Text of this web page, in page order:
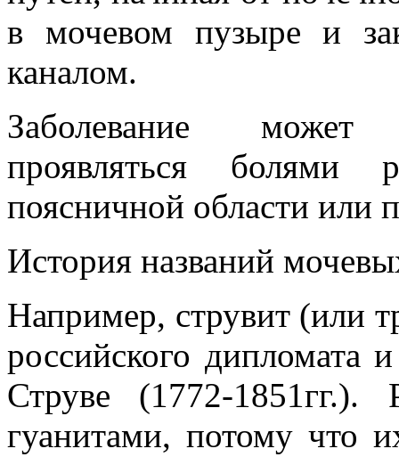
в мочевом пузыре и
каналом.
Заболевание может
проявляться болями
поясничной области или
История названий
Например, струвит (или
российского дипломата
Струве (1772-
гуанитами, потому что